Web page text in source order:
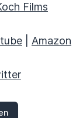
Films
Amazon